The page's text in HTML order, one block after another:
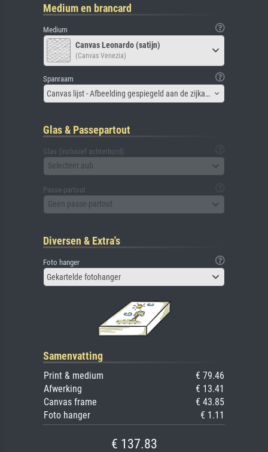
Medium en brancard
Medium
Canvas Leonardo (satijn)
(Canvas Venezia)
Spanraam
Canvas lijst - Afbeelding gespiegeld aan de zijkant
Glas & Passepartout
Glas (inclusief achterbord)
Selecteer aub
Passe-partout
Geen passe-partout
Diversen & Extra's
Foto hanger
Gekartelde fotohanger
Samenvatting
Print & medium
€ 79.46
Afwerking
€ 13.41
Canvas frame
€ 43.85
Foto hanger
€ 1.11
€ 137.83